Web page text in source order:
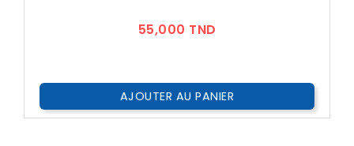
55,000 TND
AJOUTER AU PANIER